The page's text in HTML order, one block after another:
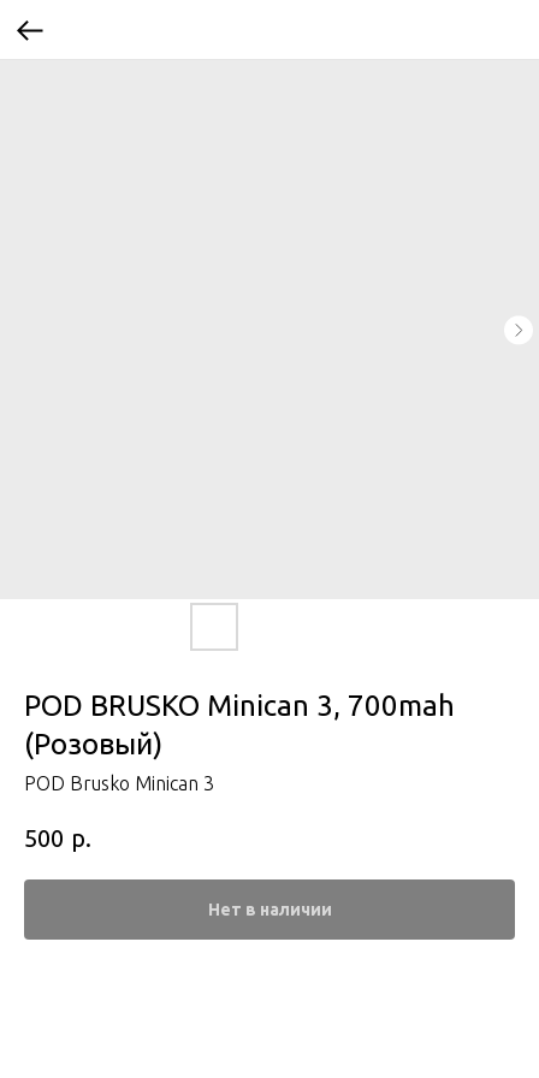
POD BRUSKO Minican 3, 700mah
(Розовый)
POD Brusko Minican 3
500 р.
Нет в наличии